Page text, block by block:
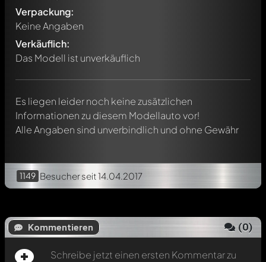
Verpackung:
Keine Angaben
Verkäuflich:
Das Modell ist unverkäuflich
Es liegen leider noch keine zusätzlichen
Informationen zu diesem Modellauto vor!
Alle Angaben sind unverbindlich und ohne Gewähr
1149 Besucherseit 14.04.2017
Kommentieren (0)
Schreibe jetzt einen ersten Kommentar zu
Schreibe jetzt einen ersten Kommentar zu diesem Modell!
Jeder Kommentar kann von allen Mitgliedern diskutiert
werden. Es ist wie ein Chat.
Erwähne andere Modelly-Mitglieder durch die
automatisch darüber informiert.